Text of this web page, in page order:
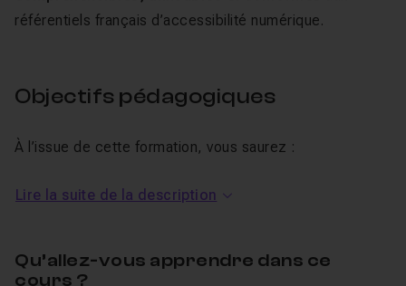
référentiels français d’accessibilité numérique.
Objectifs pédagogiques
À l’issue de cette formation, vous saurez :
Identifier les types d’images (informative, décorative,
chaque cas
Lire la suite de la description
Qu’allez-vous apprendre dans ce
cours ?